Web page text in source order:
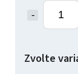
Zvolte